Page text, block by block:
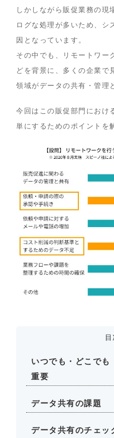
しかしながら販促業務の現
ログな処理が多いため、シ
因となっています。
その中でも、リモートワー
どを背景に、多くの企業で
領域がデータの共有・管理
今回はこの販促部門におけ
単にするためのポイントを
目
いつでも・どこでも
重要
データ共有の課題
データ共有のチェッ